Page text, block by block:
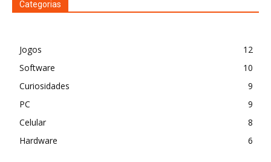
Categorias
Jogos
12
Software
10
Curiosidades
9
PC
9
Celular
8
Hardware
6